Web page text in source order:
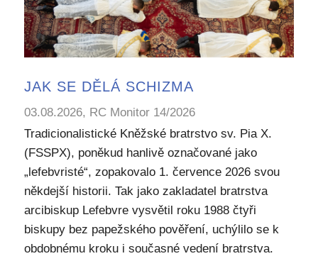
JAK SE DĚLÁ SCHIZMA
03.08.2026, RC Monitor 14/2026
Tradicionalistické Kněžské bratrstvo sv. Pia X.
(FSSPX), poněkud hanlivě označované jako
„lefebvristé“, zopakovalo 1. července 2026 svou
někdejší historii. Tak jako zakladatel bratrstva
arcibiskup Lefebvre vysvětil roku 1988 čtyři
biskupy bez papežského pověření, uchýlilo se k
obdobnému kroku i současné vedení bratrstva.